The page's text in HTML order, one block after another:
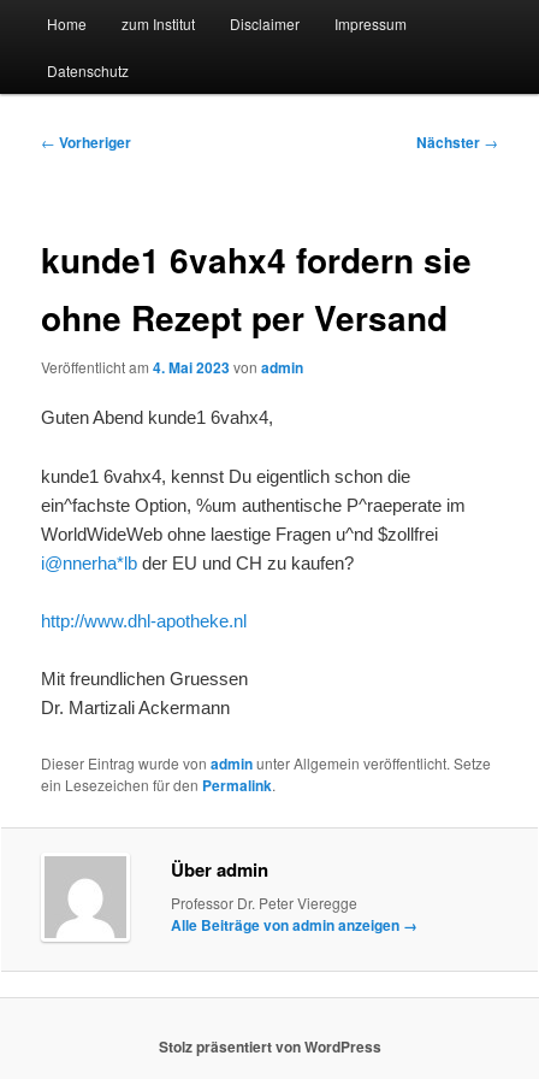
Suchmaschine Forschung und
Technologie
Zum
primären
Zum
sekundären
Home zum Institut Disclaimer Impressum
Datenschutz
Beitragsnavigation
← Vorheriger Nächster →
kunde1 6vahx4 fordern sie
ohne Rezept per Versand
Veröffentlicht am4. Mai 2023vonadmin
Guten Abend kunde1 6vahx4,
kunde1 6vahx4, kennst Du eigentlich schon die
ein^fachste Option, %um authentische P^raeperate im
WorldWideWeb ohne laestige Fragen u^nd $zollfrei
i@nnerha*lb der EU und CH zu kaufen?
http://www.dhl-apotheke.nl
Mit freundlichen Gruessen
Dr. Martizali Ackermann
Dieser Eintrag wurde vonadminunter Allgemein veröffentlicht. Setze
ein Lesezeichen für den Permalink.
Über admin
Professor Dr. Peter Vieregge
Alle Beiträge von admin anzeigen →
Stolz präsentiert von WordPress